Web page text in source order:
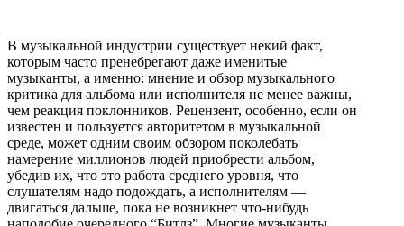
В музыкальной индустрии существует некий факт,
которым часто пренебрегают даже именитые
музыканты, а именно: мнение и обзор музыкального
критика для альбома или исполнителя не менее важны,
чем реакция поклонников. Рецензент, особенно, если он
известен и пользуется авторитетом в музыкальной
среде, может одним своим обзором поколебать
намерение миллионов людей приобрести альбом,
убедив их, что это работа среднего уровня, что
слушателям надо подождать, а исполнителям —
двигаться дальше, пока не возникнет что-нибудь